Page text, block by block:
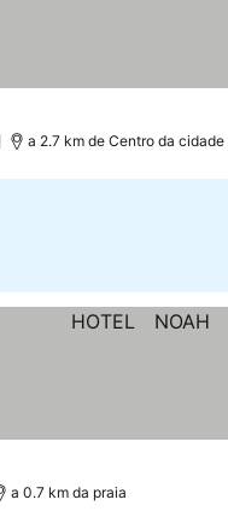
a 2.7 km de Centro da cidade
a 0.7 km da praia